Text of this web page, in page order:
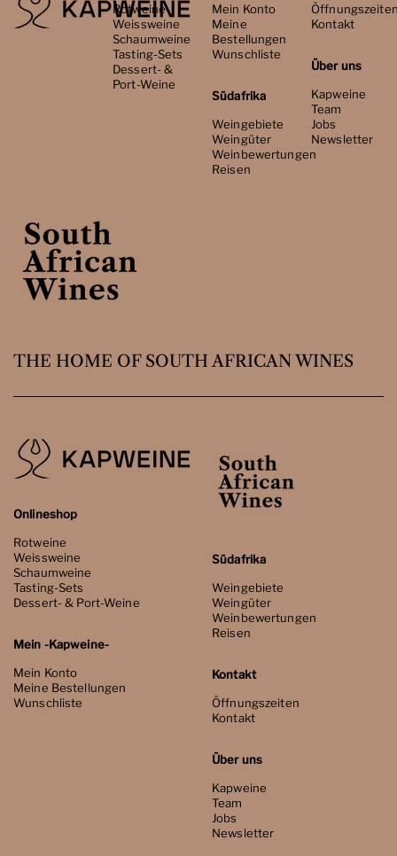
Rotweine
Weissweine
Schaumweine
Tasting-Sets
Dessert- &
Port-Weine
Mein Konto
Meine
Bestellungen
Wunschliste
Südafrika
Weingebiete
Weingüter
Weinbewertungen
Reisen
Kontakt
Über uns
Kapweine
Team
Jobs
Newsletter
THE HOME OF SOUTH AFRICAN WINES
Onlineshop
Rotweine
Weissweine
Schaumweine
Tasting-Sets
Dessert- & Port-Weine
Mein -Kapweine-
Mein Konto
Meine Bestellungen
Wunschliste
Südafrika
Weingebiete
Weingüter
Weinbewertungen
Reisen
Kontakt
Öffnungszeiten
Kontakt
Über uns
Kapweine
Team
Jobs
Newsletter